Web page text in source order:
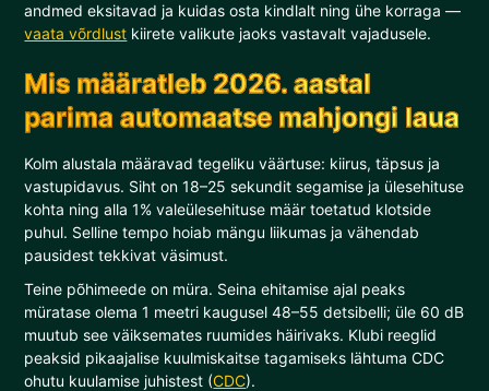
andmed eksitavad ja kuidas osta kindlalt ning ühe korraga —
vaata võrdlust kiirete valikute jaoks vastavalt vajadusele.
Mis määratleb 2026. aastal
parima automaatse mahjongi laua
Kolm alustala määravad tegeliku väärtuse: kiirus, täpsus ja
vastupidavus. Siht on 18–25 sekundit segamise ja ülesehituse
kohta ning alla 1% valeülesehituse määr toetatud klotside
puhul. Selline tempo hoiab mängu liikumas ja vähendab
pausidest tekkivat väsimust.
Teine põhimeede on müra. Seina ehitamise ajal peaks
müratase olema 1 meetri kaugusel 48–55 detsibelli; üle 60 dB
muutub see väiksemates ruumides häirivaks. Klubi reeglid
peaksid pikaajalise kuulmiskaitse tagamiseks lähtuma CDC
ohutu kuulamise juhistest (CDC).